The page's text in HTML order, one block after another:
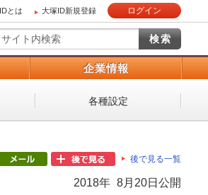
とは 大塚ID新規登録 ログイン
企業情報
各種設定
後で見る一覧
2018年 8月20日公開